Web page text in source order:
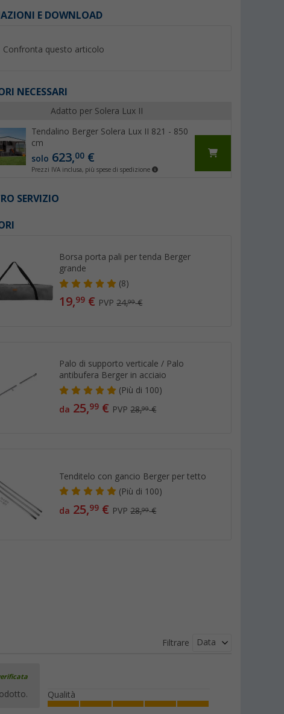
E DOWNLOAD
Confronta questo articolo
NECESSARI
Adatto per Solera Lux II
Tendalino Berger Solera Lux II 821 - 850
cm
solo 623,00€
Prezzi IVA inclusa, più spese di spedizione
SERVIZIO
Borsa porta pali per tenda Berger
grande
(8)
19,99 € PVP24,99€
Palo di supporto verticale / Palo
antibufera Berger in acciaio
(Più di 100)
da 25,99 € PVP28,99€
Tenditelo con gancio Berger per tetto
(Più di 100)
da 25,99 € PVP28,99€
250
(25)
Berger per veranda bianco Ø
7 mm (al metro)(Più di 100)
Berger Square 300
Filtrare Data
Qualità